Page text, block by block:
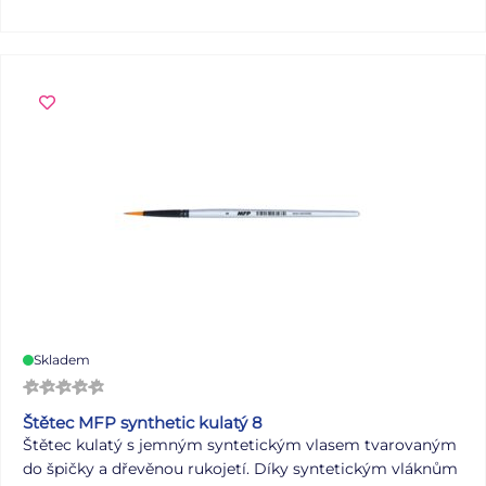
Skladem
Štětec MFP synthetic kulatý 8
Štětec kulatý s jemným syntetickým vlasem tvarovaným
do špičky a dřevěnou rukojetí. Díky syntetickým vláknům